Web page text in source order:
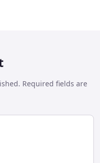
Required fields are